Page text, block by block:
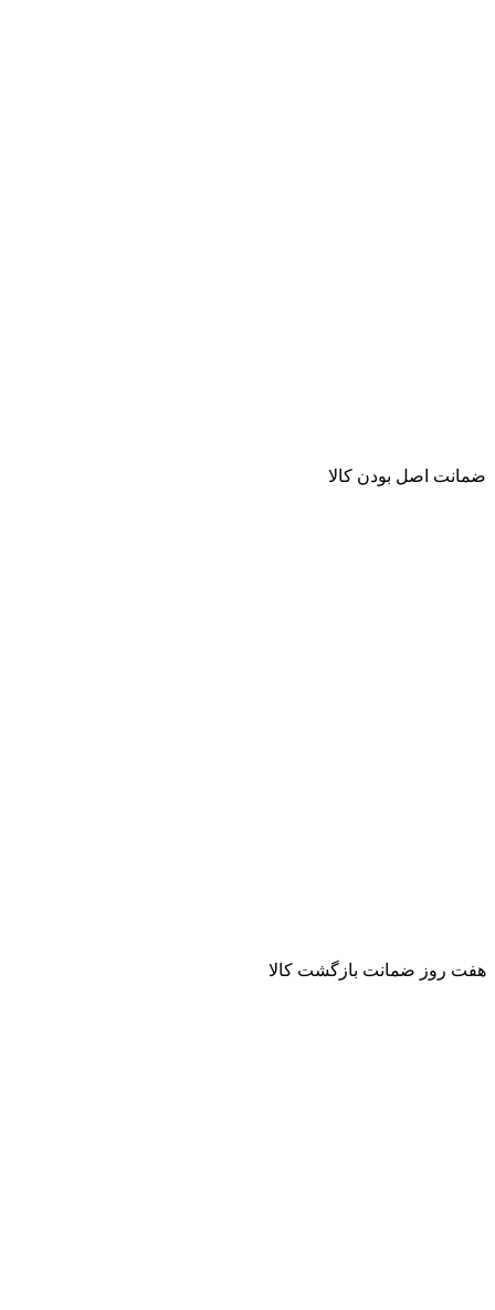
ﺿﻤﺎﻧﺖ اﺻﻞ ﺑﻮدن ﮐﺎﻟﺎ
هفت روز ضمانت بازگشت کالا